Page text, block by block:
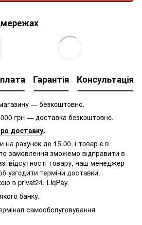
Гарантія Консультація
— безкоштовно.
грн — доставка безкоштовно.
доставку.
рахунок до 15.00, і товар є в
замовлення зможемо відправити в
відсутності товару, наш менеджер
узгодити терміни доставки.
в privat24, LiqPay.
банку.
самообслуговування